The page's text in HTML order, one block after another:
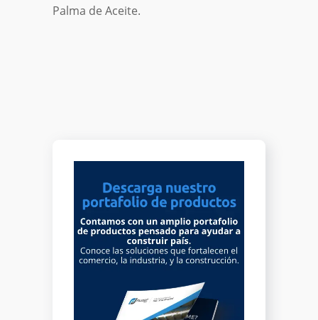
Palma de Aceite.